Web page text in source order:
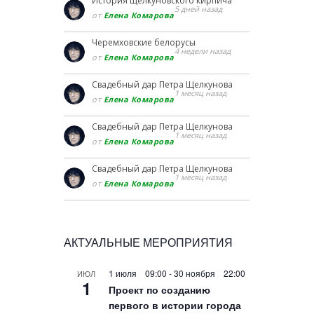
от Елена Комарова
5 дней назад
Черемховские белорусы
от Елена Комарова
4 недели назад
Свадебный дар Петра Щелкунова
от Елена Комарова
1 месяц назад
Свадебный дар Петра Щелкунова
от Елена Комарова
1 месяц назад
Свадебный дар Петра Щелкунова
от Елена Комарова
1 месяц назад
АКТУАЛЬНЫЕ МЕРОПРИЯТИЯ
ИЮЛ
1
1 июля 09:00 -30 ноября 22:00
Проект по созданию
первого в истории города